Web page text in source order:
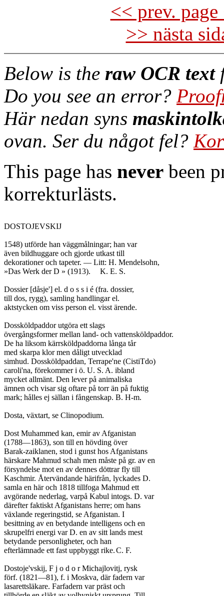
<< prev.
>> nästa
Below is the raw OCR text
Do you see an error?
Här nedan syns
ovan. Ser du något fel?
This page has never been
korrekturlästs.
DOSTOJEVSKIJ
1548) utförde han väggmålningar; han var
även bildhuggare och gjorde utkast till
dekorationer och tapeter. — Litt: H. Mendelsohn,
»Das Werk der D » (1913).	K. E. S.
Dossier [dåsje'] el. d o s s i é (fra. dossier,
till dos, rygg), samling handlingar el.
aktstycken om viss person el. visst ärende.
Dossköldpaddor utgöra ett slags
övergångsformer mellan land- och vattensköldpaddor.
De ha liksom kärrsköldpaddorna långa tår
med skarpa klor men dåligt utvecklad
simhud. Dossköldpaddan, Terrape'ne (CistiTdo)
caroli'na, förekommer i ö. U. S. A. ibland
mycket allmänt. Den lever på animaliska
ämnen och visar sig oftare på torr än på fuktig
mark; hålles ej sällan i fångenskap. B. H-m.
Dosta, växtart, se Clinopodium.
Dost Muhammed kan, emir av Afganistan
(1788—1863), son till en hövding över
Barak-zaiklanen, stod i gunst hos Afganistans
härskare Mahmud schah men måste på gr. av en
försyndelse mot en av dennes döttrar fly till
Kaschmir. Återvändande härifrån, lyckades D.
samla en här och 1818 tillfoga Mahmud ett
avgörande nederlag, varpå Kabul intogs. D. var
därefter faktiskt Afganistans herre; om hans
växlande regeringstid, se Afganistan. I
besittning av en betydande intelligens och en
skrupelfri energi var D. en av sitt lands mest
betydande personligheter, och han
efterlämnade ett fast uppbyggt rike.	C. F.
Dostoje'vskij, F j o d o r Michajlovitj, rysk
förf. (1821—81), f. i Moskva, där fadern var
lasarettsläkare. Farfadern var präst och